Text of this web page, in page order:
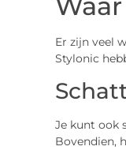
Er zijn veel
Stylonic
Je kunt ook
Bovendien,